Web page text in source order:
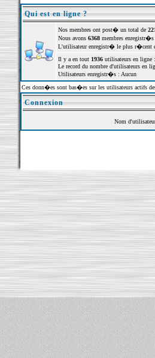
Qui est en ligne ?
Nos membres ont post� un total de
Nous avons 6368membres enregistr�s
L'utilisateur enregistr� le plus r�cent
Il y a en tout 1936utilisateurs en
Le record du nombre d'utilisateurs en
Utilisateurs enregistr�s : Aucun
Ces donn�es sont bas�es sur les utilisateurs actifs
Connexion
Nom